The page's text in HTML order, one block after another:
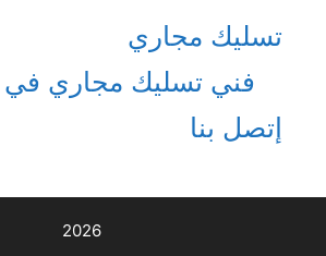
تسليك مجاري
فني تسليك مجاري في
إتصل بنا
2026